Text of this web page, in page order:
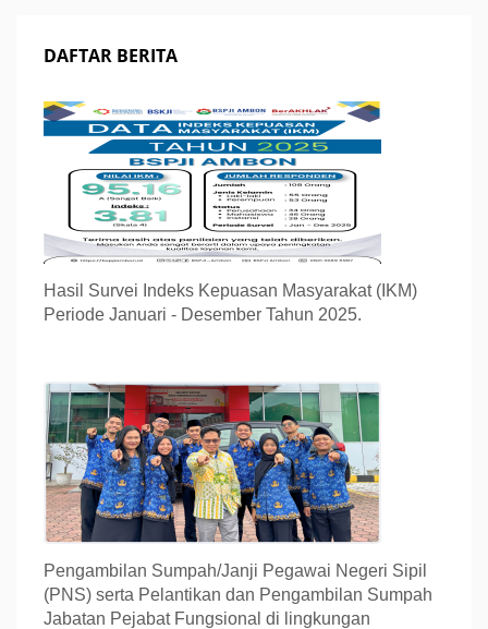
DAFTAR BERITA
Hasil Survei Indeks Kepuasan Masyarakat (IKM)
Periode Januari - Desember Tahun 2025.
Pengambilan Sumpah/Janji Pegawai Negeri Sipil
(PNS) serta Pelantikan dan Pengambilan Sumpah
Jabatan Pejabat Fungsional di lingkungan